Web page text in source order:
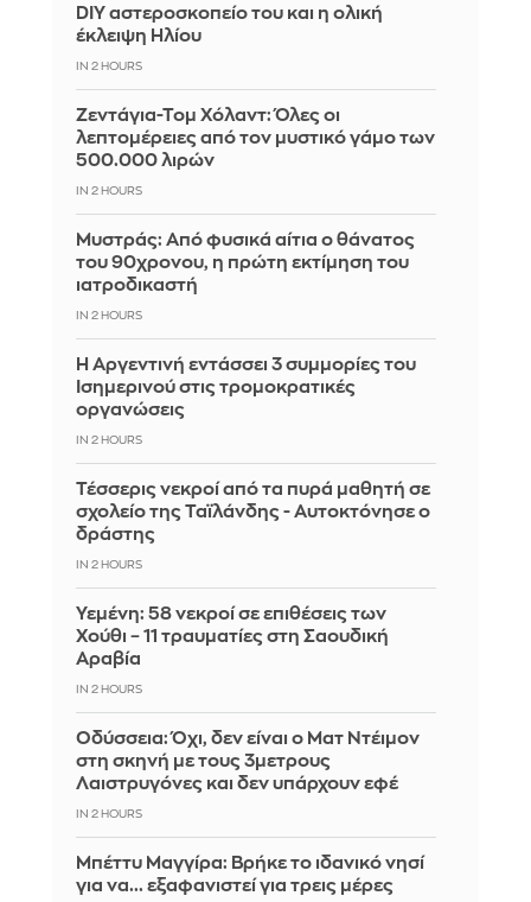
DIY αστεροσκοπείο του και η ολική
έκλειψη Ηλίου
IN 2 HOURS
Ζεντάγια-Τομ Χόλαντ: Όλες οι
λεπτομέρειες από τον μυστικό γάμο των
500.000 λιρών
IN 2 HOURS
Μυστράς: Από φυσικά αίτια ο θάνατος
του 90χρονου, η πρώτη εκτίμηση του
ιατροδικαστή
IN 2 HOURS
Η Αργεντινή εντάσσει 3 συμμορίες του
Ισημερινού στις τρομοκρατικές
οργανώσεις
IN 2 HOURS
Τέσσερις νεκροί από τα πυρά μαθητή σε
σχολείο της Ταϊλάνδης - Αυτοκτόνησε ο
δράστης
IN 2 HOURS
Υεμένη: 58 νεκροί σε επιθέσεις των
Χούθι – 11 τραυματίες στη Σαουδική
Αραβία
IN 2 HOURS
Οδύσσεια: Όχι, δεν είναι ο Ματ Ντέιμον
στη σκηνή με τους 3μετρους
Λαιστρυγόνες και δεν υπάρχουν εφέ
IN 2 HOURS
Μπέττυ Μαγγίρα: Βρήκε το ιδανικό νησί
για να... εξαφανιστεί για τρεις μέρες